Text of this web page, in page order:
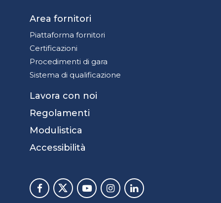
Area fornitori
Piattaforma fornitori
Certificazioni
Procedimenti di gara
Sistema di qualificazione
Lavora con noi
Regolamenti
Modulistica
Accessibilità